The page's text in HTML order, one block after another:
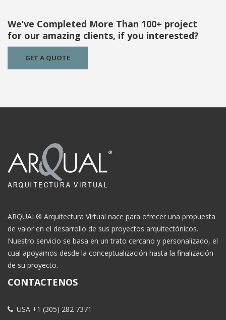
We’ve Completed More Than 100+ project
for our amazing clients, if you interested?
GET A QUOTE
ARQUAL® Arquitectura Virtual nace para ofrecer una propuesta
de valor en el desarrollo de sus proyectos arquitectónicos.
Nuestro servicio se basa en un trato cercano y personalizado, el
cual apoyamos desde la conceptualización hasta la finalización
de su proyecto.
CONTACTENOS
USA +1 (305) 282 7371